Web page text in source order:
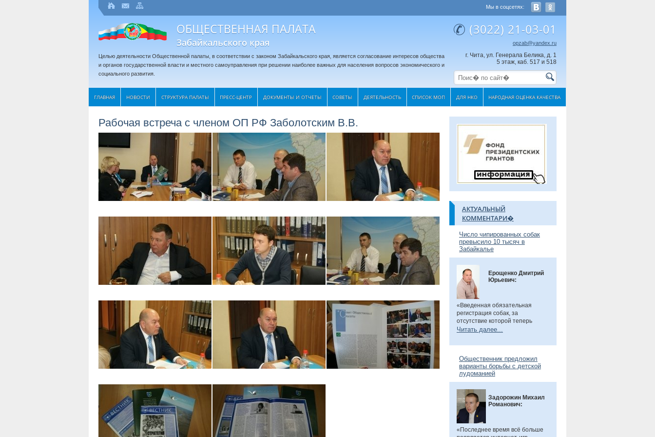
Мы в соцсетях:
ОБЩЕСТВЕННАЯ ПАЛАТА
Забайкальского края
Целью деятельности Общественной палаты, в соответствии с законом Забайкальского края, является согласование интересов общества
и органов государственной власти и местного самоуправления при решении наиболее важных для населения вопросов экономического и
социального развития.
(3022) 21-03-01
opzab@yandex.ru
г. Чита, ул. Генерала Белика, д. 1
5 этаж, каб. 517 и 518
ГЛАВНАЯ НОВОСТИ СТРУКТУРА ПАЛАТЫ ПРЕСС-ЦЕНТР ДОКУМЕНТЫ И ОТЧЕТЫ CОВЕТЫ ДЕЯТЕЛЬНОСТЬ СПИСОК МОП ДЛЯ НКО НАРОДНАЯ ОЦЕНКА КАЧЕСТВА
Рабочая встреча с членом ОП РФ Заболотским В.В.
АКТУАЛЬНЫЙ
КОММЕНТАРИ�
Число чипированных собак
превысило 10 тысяч в
Забайкалье
Ерощенко Дмитрий
Юрьевич:
«Введенная обязательная
регистрация собак, за
отсутствие которой теперь
предусмотрен штраф. Эта мера
учет домашних животных и
владельцев. Особенно важно,
что регистрация бесплатна, а
владельцам нужно лишь
оплатить чип или метку. Новые
правила помогут сделать
контроль за питомцами более
прозрачным и системным», -
сказал общественник.
Читать далее...
Общественник предложил
варианты борьбы с детской
лудоманией
Задорожин Михаил
Романович:
«Последнее время всё больше